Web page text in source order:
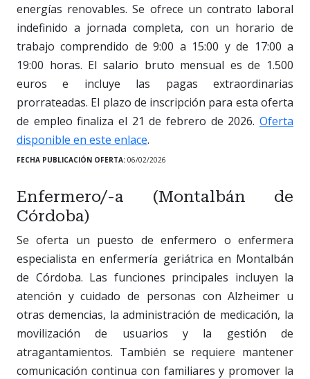
energías renovables. Se ofrece un contrato laboral
indefinido a jornada completa, con un horario de
trabajo comprendido de 9:00 a 15:00 y de 17:00 a
19:00 horas. El salario bruto mensual es de 1.500
euros e incluye las pagas extraordinarias
prorrateadas. El plazo de inscripción para esta oferta
de empleo finaliza el 21 de febrero de 2026. Oferta
disponible en este enlace.
FECHA PUBLICACIÓN OFERTA: 06/02/2026
Enfermero/-a (Montalbán de
Córdoba)
Se oferta un puesto de enfermero o enfermera
especialista en enfermería geriátrica en Montalbán
de Córdoba. Las funciones principales incluyen la
atención y cuidado de personas con Alzheimer u
otras demencias, la administración de medicación, la
movilización de usuarios y la gestión de
atragantamientos. También se requiere mantener
comunicación continua con familiares y promover la